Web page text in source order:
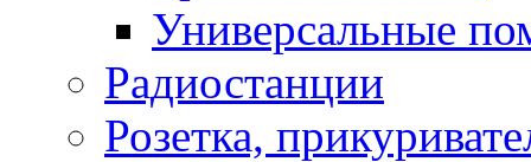
Универсальные
Радиостанции
Розетка,